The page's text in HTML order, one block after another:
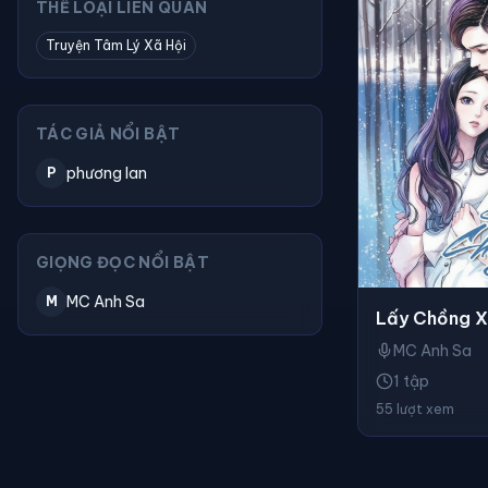
THỂ LOẠI LIÊN QUAN
Truyện Tâm Lý Xã Hội
TÁC GIẢ NỔI BẬT
P phương lan
GIỌNG ĐỌC NỔI BẬT
M MC Anh Sa
Lấy Chồng
MC Anh Sa
1 tập
55 lượt xem